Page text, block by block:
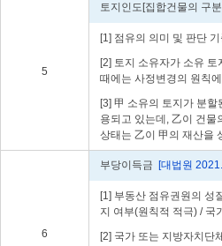
5
토지인도[집합건물의 구
[1] 점유의 의미 및 판단
[2] 토지 소유자가 소유
때에는 사정변경의 원칙
[3] 甲 소유의 토지가 분
용되고 있는데, 乙이 건물
상태는 乙이 甲의 재산을
6
부당이득금 [대법원
[1] 부동산 점유권원의 성
지 여부(원칙적 적극) / 국
[2] 국가 또는 지방자치단